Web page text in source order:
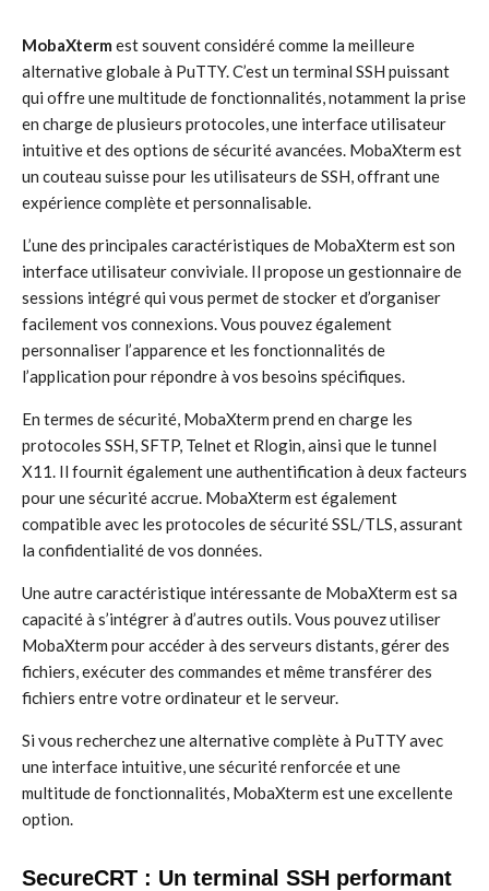
MobaXterm est souvent considéré comme la meilleure
alternative globale à PuTTY. C’est un terminal SSH puissant
qui offre une multitude de fonctionnalités, notamment la prise
en charge de plusieurs protocoles, une interface utilisateur
intuitive et des options de sécurité avancées. MobaXterm est
un couteau suisse pour les utilisateurs de SSH, offrant une
expérience complète et personnalisable.
L’une des principales caractéristiques de MobaXterm est son
interface utilisateur conviviale. Il propose un gestionnaire de
sessions intégré qui vous permet de stocker et d’organiser
facilement vos connexions. Vous pouvez également
personnaliser l’apparence et les fonctionnalités de
l’application pour répondre à vos besoins spécifiques.
En termes de sécurité, MobaXterm prend en charge les
protocoles SSH, SFTP, Telnet et Rlogin, ainsi que le tunnel
X11. Il fournit également une authentification à deux facteurs
pour une sécurité accrue. MobaXterm est également
compatible avec les protocoles de sécurité SSL/TLS, assurant
la confidentialité de vos données.
Une autre caractéristique intéressante de MobaXterm est sa
capacité à s’intégrer à d’autres outils. Vous pouvez utiliser
MobaXterm pour accéder à des serveurs distants, gérer des
fichiers, exécuter des commandes et même transférer des
fichiers entre votre ordinateur et le serveur.
Si vous recherchez une alternative complète à PuTTY avec
une interface intuitive, une sécurité renforcée et une
multitude de fonctionnalités, MobaXterm est une excellente
option.
SecureCRT : Un terminal SSH performant